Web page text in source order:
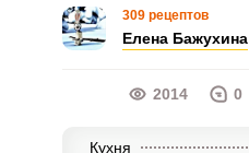
309 рецептов
Елена Бажухина
2014 0
Кухня